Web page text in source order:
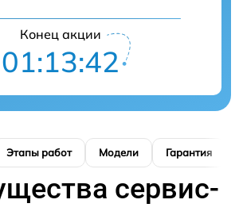
Конец акции
01:13:42
Этапы работ Модели Гарантия
сервис-